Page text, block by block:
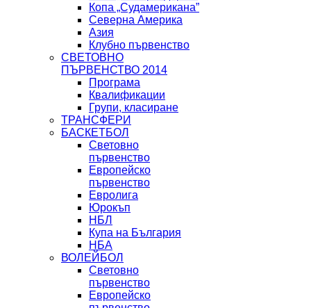
Копа „Судамерикана”
Северна Америка
Азия
Клубно първенство
СВЕТОВНО
ПЪРВЕНСТВО 2014
Програма
Квалификации
Групи, класиране
ТРАНСФЕРИ
БАСКЕТБОЛ
Световно
първенство
Европейско
първенство
Евролига
Юрокъп
НБЛ
Купа на България
НБА
ВОЛЕЙБОЛ
Световно
първенство
Европейско